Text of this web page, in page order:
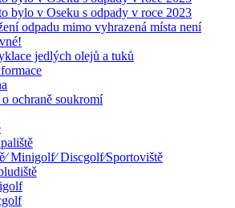
bylo v Oseku s odpady v roce 2023
odpadu mimo vyhrazená místa není
jedlých olejů a tuků
ochraně soukromí
Minigolf⁄ Discgolf⁄Sportoviště